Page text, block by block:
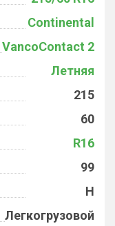
Continental
VancoContact 2
Летняя
215
60
R16
99
H
Легкогрузовой